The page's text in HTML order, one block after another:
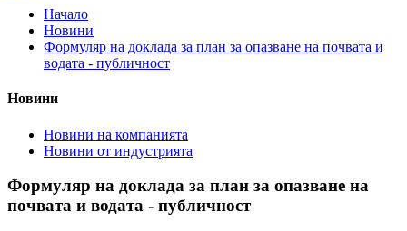
Начало
Новини
Формуляр на доклада за план за опазване на почвата и
водата - публичност
Новини
Новини на компанията
Новини от индустрията
Формуляр на доклада за план за опазване на
почвата и водата - публичност